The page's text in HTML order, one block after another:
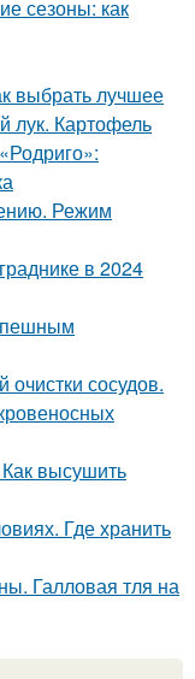
сезоны: как
выбрать лучшее
лук. Картофель
Режим
в 2024
сосудов.
высушить
Где хранить
Галловая тля на